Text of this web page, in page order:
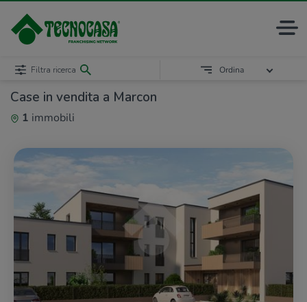
Case in vendita a Marcon
1 immobili
Filtra ricerca Ordina